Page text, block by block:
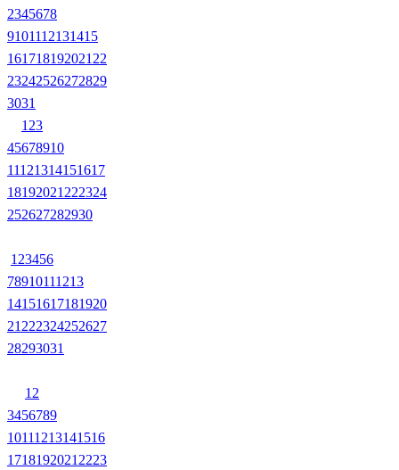
2345678
9101112131415
161718192021 22
23242526272829
3031
1 23
45678910
11121314151617
18192021 222324
252627282930
1 23456
78910111213
14151617181920
21 222324252627
28293031
1 2
3456789
10111213141516
1718192021 2223